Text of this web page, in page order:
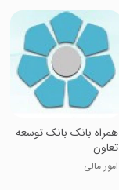
‏همراه بانک بانک توسعه
تعاون
امور مالی